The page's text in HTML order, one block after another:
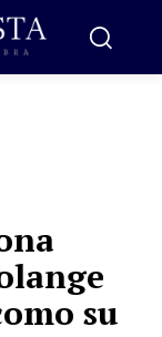
su